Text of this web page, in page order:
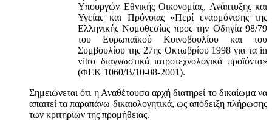
Υπουργών Εθνικής Οικονομίας, Ανάπτυξης και
Υγείας και Πρόνοιας «Περί εναρμόνισης της
Ελληνικής Νομοθεσίας προς την Οδηγία 98/79
του Ευρωπαϊκού Κοινοβουλίου και του
Συμβουλίου της 27ης Οκτωβρίου 1998 για τα in
vitro διαγνωστικά ιατροτεχνολογικά προϊόντα»
(ΦΕΚ 1060/Β/10-08-2001).
Σημειώνεται ότι η Αναθέτουσα αρχή διατηρεί το δικαίωμα να
απαιτεί τα παραπάνω δικαιολογητικά, ως απόδειξη πλήρωσης
των κριτηρίων της προμήθειας.